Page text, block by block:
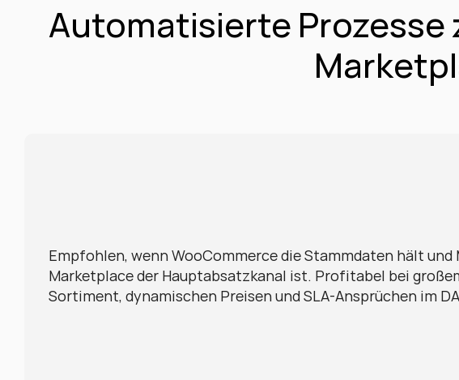
Automatisierte Prozesse
Empfohlen, wenn WooCommerce die Stammdaten hält und
Marketplace der Hauptabsatzkanal ist. Profitabel bei
Sortiment, dynamischen Preisen und SLA-Ansprüchen im